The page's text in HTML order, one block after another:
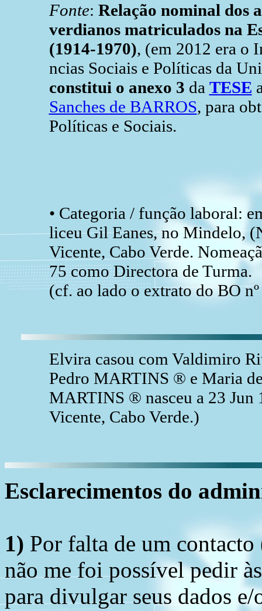
Fonte: Relação nominal dos
verdianos matriculados na
(1914-1970), (em 2012 era o
ncias Sociais e Políticas da
constitui o anexo 3 da TESE
Sanches de BARROS, para
Políticas e Sociais.
• Categoria / função laboral:
liceu Gil Eanes, no Mindelo,
Vicente, Cabo Verde.
75 como Directora de Turma.
(cf. ao lado o extrato do BO
Elvira casou com Valdimiro
Pedro MARTINS ® e Maria
MARTINS ® nasceu a 23 Jun
Vicente, Cabo Verde.)
Esclarecimentos do
1) Por falta de um
não me foi possível pedir
para divulgar seus dados